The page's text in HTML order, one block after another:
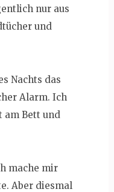
nur aus
und
Nachts das
Alarm. Ich
am Bett und
mache mir
Aber diesmal